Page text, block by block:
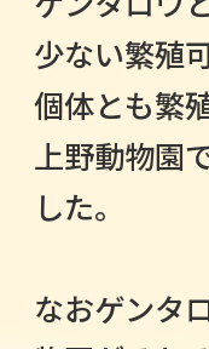
少ない繁殖
個体とも繁
上野動物園
した。
なおゲンタ